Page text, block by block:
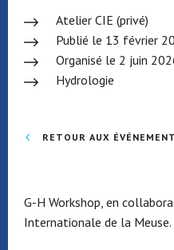
Atelier CIE (privé)
Publié le 13 février
Organisé le 2 juin
Hydrologie
RETOUR AUX
G-H Workshop, en
Internationale de la Meuse.